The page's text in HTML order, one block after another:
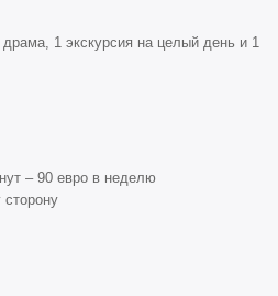
1 экскурсия на целый день и 1
– 90 евро в неделю